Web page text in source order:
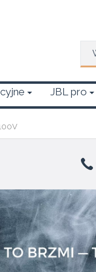
JBL pro